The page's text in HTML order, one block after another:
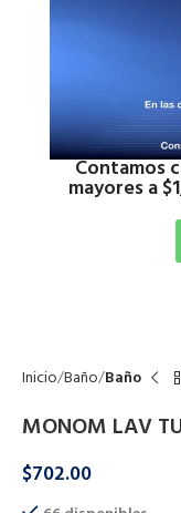
Contamos
mayores a
Inicio Baño Baño
MONOM LAV
$702.00